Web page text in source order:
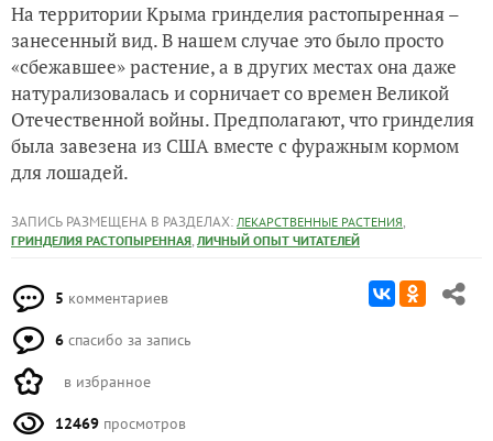
На территории Крыма гринделия растопыренная –
занесенный вид. В нашем случае это было просто
«сбежавшее» растение, а в других местах она даже
натурализовалась и сорничает со времен Великой
Отечественной войны. Предполагают, что гринделия
была завезена из США вместе с фуражным кормом
для лошадей.
ЗАПИСЬ РАЗМЕЩЕНА В РАЗДЕЛАХ: ЛЕКАРСТВЕННЫЕ РАСТЕНИЯ,
ГРИНДЕЛИЯ РАСТОПЫРЕННАЯ, ЛИЧНЫЙ ОПЫТ ЧИТАТЕЛЕЙ
5 комментариев
6 спасибо за запись
в избранное
12469 просмотров